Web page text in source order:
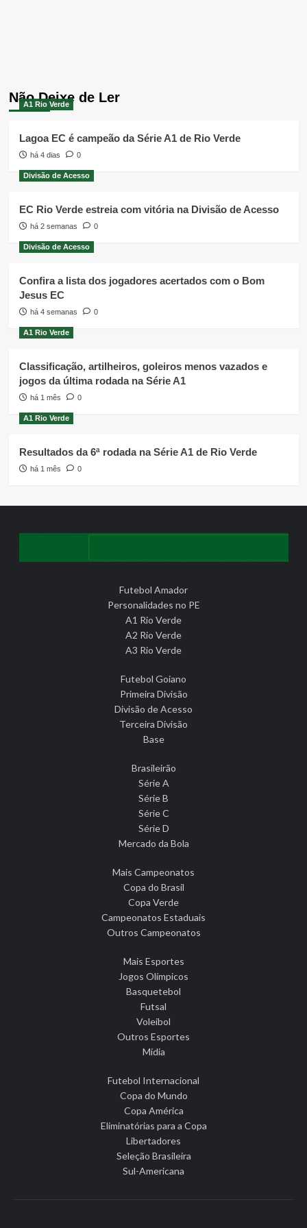
Não Deixe de Ler
A1 Rio Verde
Lagoa EC é campeão da Série A1 de Rio Verde
há 4 dias 0
Divisão de Acesso
EC Rio Verde estreia com vitória na Divisão de Acesso
há 2 semanas 0
Divisão de Acesso
Confira a lista dos jogadores acertados com o Bom
Jesus EC
há 4 semanas 0
A1 Rio Verde
Classificação, artilheiros, goleiros menos vazados e
jogos da última rodada na Série A1
há 1 mês 0
A1 Rio Verde
Resultados da 6ª rodada na Série A1 de Rio Verde
há 1 mês 0
Futebol Amador
Personalidades no PE
A1 Rio Verde
A2 Rio Verde
A3 Rio Verde
Futebol Goiano
Primeira Divisão
Divisão de Acesso
Terceira Divisão
Base
Brasileirão
Série A
Série B
Série C
Série D
Mercado da Bola
Mais Campeonatos
Copa do Brasil
Copa Verde
Campeonatos Estaduais
Outros Campeonatos
Mais Esportes
Jogos Olímpicos
Basquetebol
Futsal
Voleibol
Outros Esportes
Mídia
Futebol Internacional
Copa do Mundo
Copa América
Eliminatórias para a Copa
Libertadores
Seleção Brasileira
Sul-Americana